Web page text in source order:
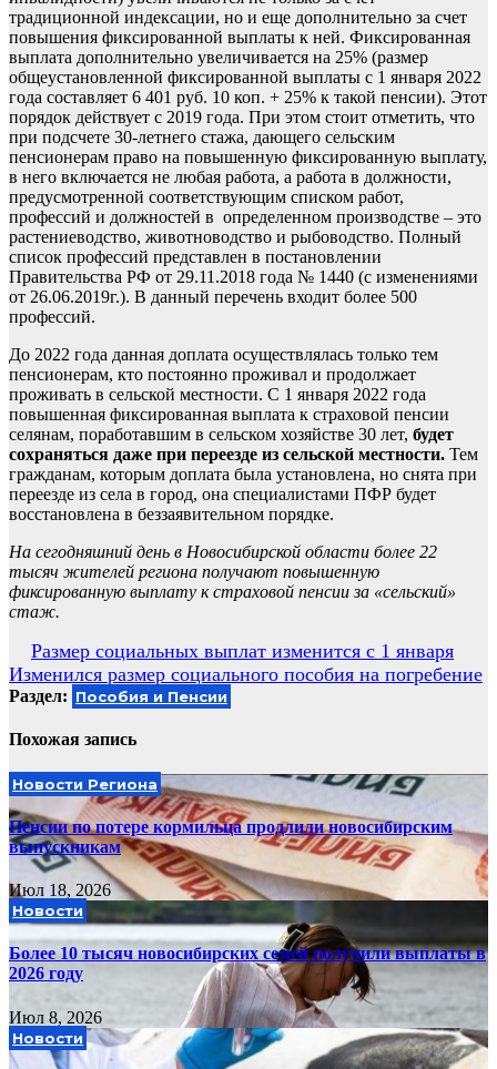
традиционной индексации, но и еще дополнительно за счет
повышения фиксированной выплаты к ней. Фиксированная
выплата дополнительно увеличивается на 25% (размер
общеустановленной фиксированной выплаты с 1 января 2022
года составляет 6 401 руб. 10 коп. + 25% к такой пенсии). Этот
порядок действует с 2019 года. При этом стоит отметить, что
при подсчете 30-летнего стажа, дающего сельским
пенсионерам право на повышенную фиксированную выплату,
в него включается не любая работа, а работа в должности,
предусмотренной соответствующим списком работ,
профессий и должностей в определенном производстве – это
растениеводство, животноводство и рыбоводство. Полный
список профессий представлен в постановлении
Правительства РФ от 29.11.2018 года № 1440 (с изменениями
от 26.06.2019г.). В данный перечень входит более 500
профессий.
До 2022 года данная доплата осуществлялась только тем
пенсионерам, кто постоянно проживал и продолжает
проживать в сельской местности. С 1 января 2022 года
повышенная фиксированная выплата к страховой пенсии
селянам, поработавшим в сельском хозяйстве 30 лет, будет
сохраняться даже при переезде из сельской местности. Тем
гражданам, которым доплата была установлена, но снята при
переезде из села в город, она специалистами ПФР будет
восстановлена в беззаявительном порядке.
На сегодняшний день в Новосибирской области более 22
тысяч жителей региона получают повышенную
фиксированную выплату к страховой пенсии за «сельский»
стаж.
Навигация
по
записям
Размер социальных выплат изменится с 1 января
Изменился размер социального пособия на погребение
Раздел: Пособия и Пенсии
Похожая запись
Новости Региона
Пенсии по потере кормильца продлили новосибирским
выпускникам
Июл 18, 2026
Новости
Более 10 тысяч новосибирских семей получили выплаты в
2026 году
Июл 8, 2026
Новости